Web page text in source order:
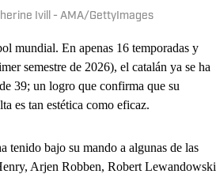
Ivill - AMA/GettyImages
mundial. En apenas 16 temporadas y
semestre de 2026), el catalán ya se ha
39; un logro que confirma que su
es tan estética como eficaz.
tenido bajo su mando a algunas de las
Arjen Robben, Robert Lewandowski